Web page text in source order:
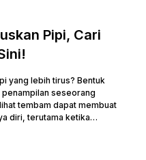
Pipi, Cari
yang lebih tirus? Bentuk
seseorang
tembam dapat membuat
diri, terutama ketika
jangan khawatir! Ada